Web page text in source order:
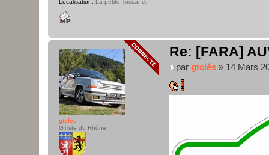
Localisation: La petite Toscane.
Re: [FARA]
par gtclés » 14 Mars
gtclés
GTiste du Rhône